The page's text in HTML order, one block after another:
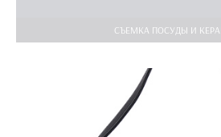
СЪЕМКА ПОСУДЫ И